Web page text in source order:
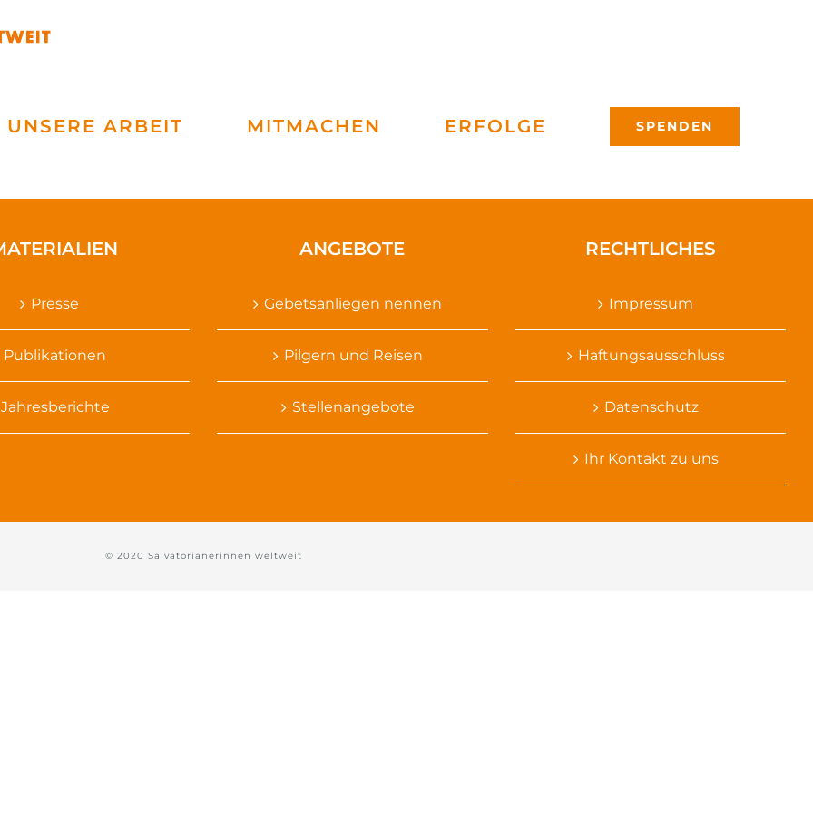
UNSERE ARBEIT MITMACHEN ERFOLGE SPENDEN
Presse
Publikationen
Jahresberichte
ANGEBOTE
Gebetsanliegen nennen
Pilgern und Reisen
Stellenangebote
RECHTLICHES
Impressum
Haftungsausschluss
Datenschutz
Ihr Kontakt zu uns
© 2020 Salvatorianerinnen weltweit